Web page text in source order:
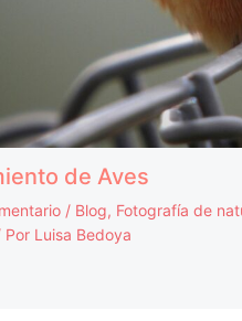
de Aves
/ Blog, Fotografía de
Luisa Bedoya